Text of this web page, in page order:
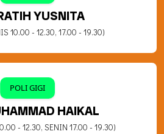
YUSNITA
10.00 - 12.30, 17.00 - 19.30)
POLI GIGI
HAIKAL
- 12.30, SENIN 17.00 - 19.30)